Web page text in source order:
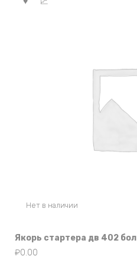
Нет в наличии
Якорь стартера дв 402 бол
₽0.00